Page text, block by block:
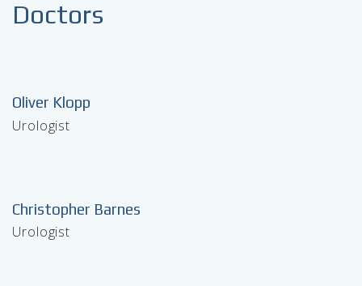
Doctors
Oliver Klopp
Urologist
Christopher Barnes
Urologist